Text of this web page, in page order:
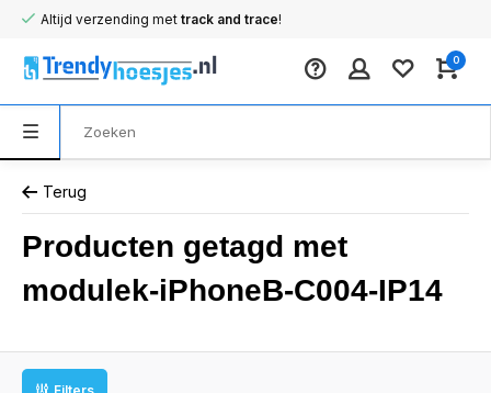
Altijd verzending met track and trace!
0
Terug
Producten getagd met
modulek-iPhoneB-C004-IP14